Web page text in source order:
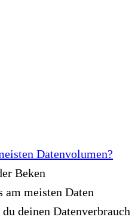
Datenvolumen?
Beken
am meisten Daten
deinen Datenverbrauch